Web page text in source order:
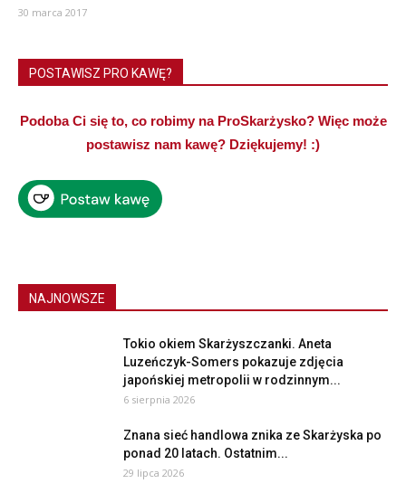
30 marca 2017
POSTAWISZ PRO KAWĘ?
Podoba Ci się to, co robimy na ProSkarżysko? Więc może
postawisz nam kawę? Dziękujemy! :)
NAJNOWSZE
Tokio okiem Skarżyszczanki. Aneta
Luzeńczyk-Somers pokazuje zdjęcia
japońskiej metropolii w rodzinnym...
6 sierpnia 2026
Znana sieć handlowa znika ze Skarżyska po
ponad 20 latach. Ostatnim...
29 lipca 2026